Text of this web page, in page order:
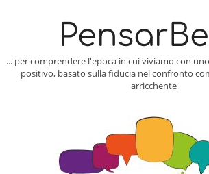
... per comprendere l'epoca in cui viviamo con
positivo, basato sulla fiducia nel confronto
arricchente